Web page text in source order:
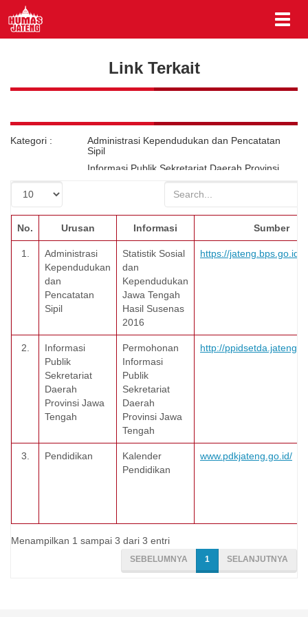
Link Terkait
Kategori :
Administrasi Kependudukan dan Pencatatan
Sipil
Informasi Publik Sekretariat Daerah Provinsi
No. Urusan Informasi Sumber
1.
Administrasi
Kependudukan
dan
Pencatatan
Sipil
Statistik Sosial
dan
Kependudukan
Jawa Tengah
Hasil Susenas
2016
https://jateng.bps.go.id/
2.
Informasi
Publik
Sekretariat
Daerah
Provinsi Jawa
Tengah
Permohonan
Informasi
Publik
Sekretariat
Daerah
Provinsi Jawa
Tengah
http://
3. Pendidikan
Kalender
Pendidikan
www.pdkjateng.go.id/
Menampilkan 1 sampai 3 dari 3 entri
SEBELUMNYA 1 SELANJUTNYA